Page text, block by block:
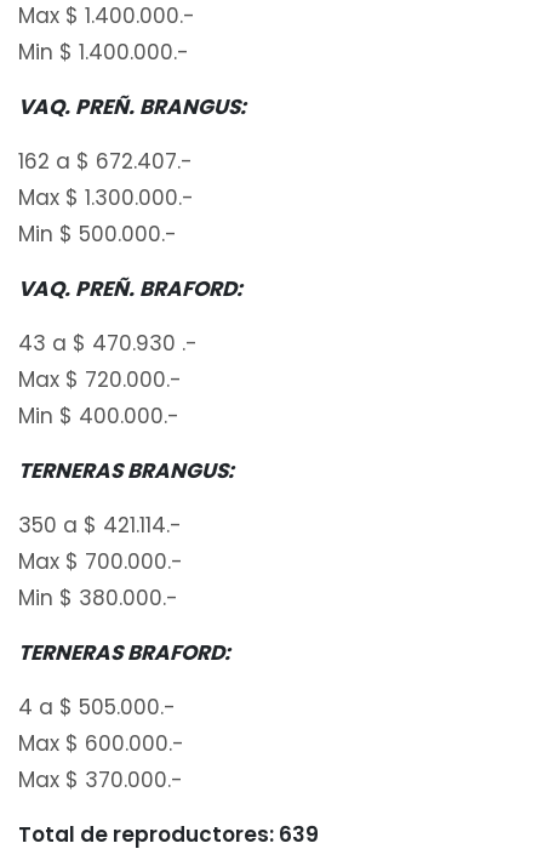
Max $ 1.400.000.-
Min $ 1.400.000.-
VAQ. PREÑ. BRANGUS:
162 a $ 672.407.-
Max $ 1.300.000.-
Min $ 500.000.-
VAQ. PREÑ. BRAFORD:
43 a $ 470.930 .-
Max $ 720.000.-
Min $ 400.000.-
TERNERAS BRANGUS:
350 a $ 421.114.-
Max $ 700.000.-
Min $ 380.000.-
TERNERAS BRAFORD:
4 a $ 505.000.-
Max $ 600.000.-
Max $ 370.000.-
Total de reproductores: 639